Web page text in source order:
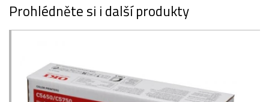
Prohlédněte si i další produkty